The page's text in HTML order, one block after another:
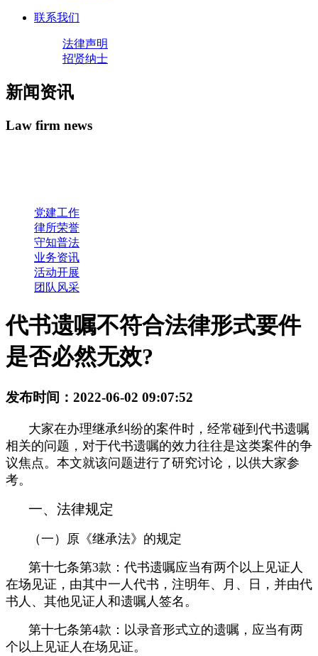
联系我们
法律声明
招贤纳士
新闻资讯
Law firm news
党建工作
律所荣誉
守知普法
业务资讯
活动开展
团队风采
代书遗嘱不符合法律形式要件
是否必然无效?
发布时间：2022-06-02 09:07:52
大家在办理继承纠纷的案件时，经常碰到代书遗嘱
相关的问题，对于代书遗嘱的效力往往是这类案件的争
议焦点。本文就该问题进行了研究讨论，以供大家参
考。
一、法律规定
（一）原《继承法》的规定
第十七条第3款：代书遗嘱应当有两个以上见证人
在场见证，由其中一人代书，注明年、月、日，并由代
书人、其他见证人和遗嘱人签名。
第十七条第4款：以录音形式立的遗嘱，应当有两
个以上见证人在场见证。